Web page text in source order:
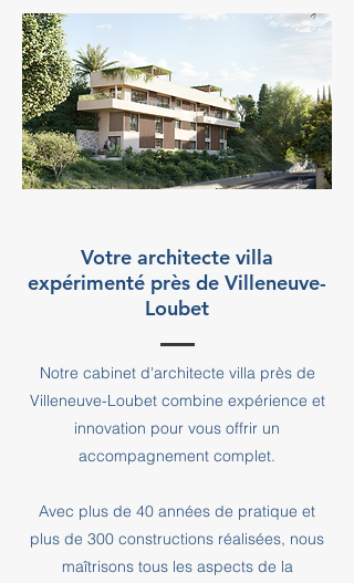
Votre architecte villa
expérimenté près de Villeneuve-
Loubet
Notre cabinet d'architecte villa près de
Villeneuve-Loubet combine expérience et
innovation pour vous offrir un
accompagnement complet.
Avec plus de 40 années de pratique et
plus de 300 constructions réalisées, nous
maîtrisons tous les aspects de la